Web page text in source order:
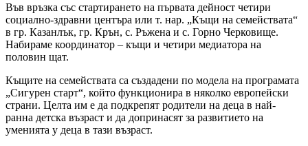
Във връзка със стартирането на първата дейност четири
социално-здравни центъра или т. нар. „Къщи на семействата“
в гр. Казанлък, гр. Крън, с. Ръжена и с. Горно Черковище.
Набираме координатор – къщи и четири медиатора на
половин щат.
Къщите на семействата са създадени по модела на програмата
„Сигурен старт“, който функционира в няколко европейски
страни. Целта им е да подкрепят родители на деца в най-
ранна детска възраст и да допринасят за развитието на
уменията у деца в тази възраст.